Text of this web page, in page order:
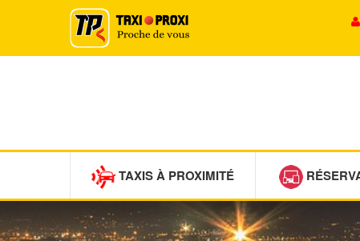
TAXIS À PROXIMITÉ